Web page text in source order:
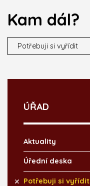
Kam dál?
Potřebuji si vyřídit
ÚŘAD
Aktuality
Úřední deska
Potřebuji si vyřídit